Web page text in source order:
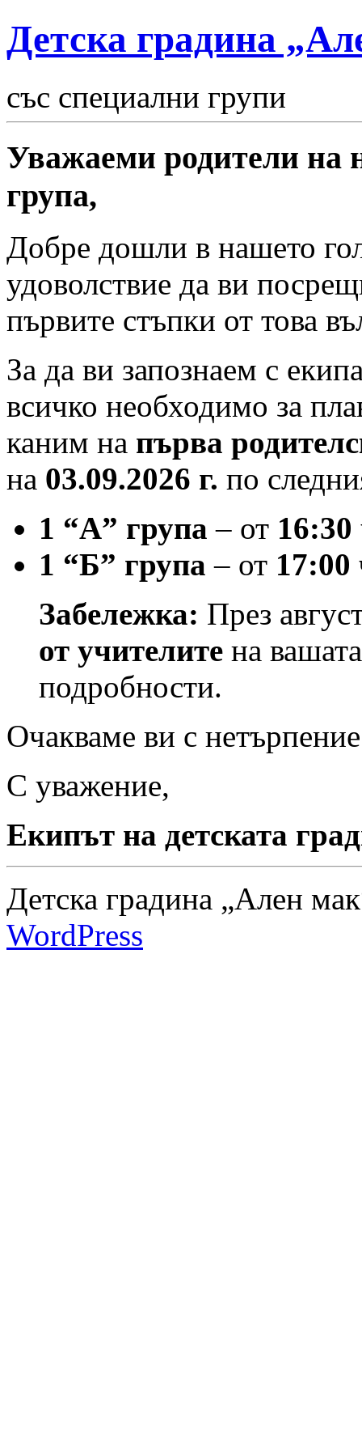
Детска градина
със специални групи
Уважаеми родители на
група,
Добре дошли в нашето
удоволствие да ви
първите стъпки от това
За да ви запознаем с
всичко необходимо за
каним на първа
на 03.09.2026 г. по
1 “А” група – от 16:30
1 “Б” група – от 17:00
Забележка: През
от учителите на
подробности.
Очакваме ви с
С уважение,
Екипът на детската
Детска градина „Ален
WordPress